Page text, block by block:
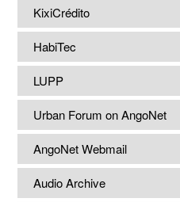
KixiCrédito
HabiTec
LUPP
Urban Forum on AngoNet
AngoNet Webmail
Audio Archive